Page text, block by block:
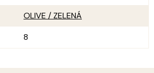
OLIVE / ZELENÁ
8